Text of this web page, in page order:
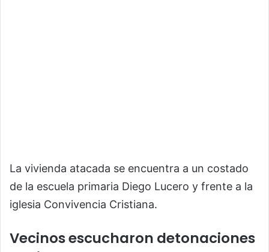
La vivienda atacada se encuentra a un costado
de la escuela primaria Diego Lucero y frente a la
iglesia Convivencia Cristiana.
Vecinos escucharon detonaciones